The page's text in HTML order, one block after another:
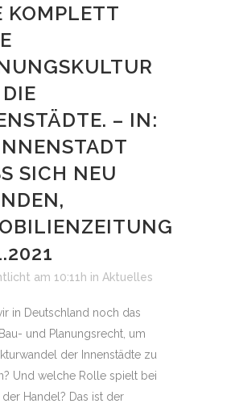
KOMPLETT
– IN:
SICH NEU
am 10:11h in Aktuelles
in Deutschland noch das
und Planungsrecht, um
der Innenstädte zu
Und welche Rolle spielt bei
Handel? Das ist der